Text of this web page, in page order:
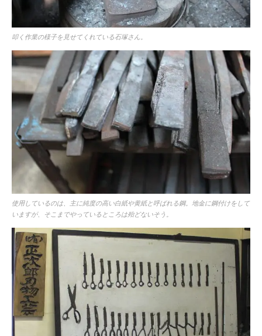
叩く作業の様子を見せてくれている石塚さん。
使用しているのは、主に純度の高い白紙や黄紙と呼ばれる鋼。地金に鋼付けをして
いますが、そこまでやっているところは殆どないそう。